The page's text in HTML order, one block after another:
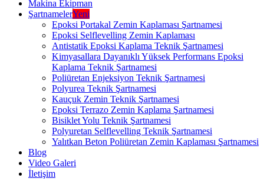
Makina Ekipman
ŞartnamelerYeni
Epoksi Portakal Zemin Kaplaması Şartnamesi
Epoksi Selflevelling Zemin Kaplaması
Antistatik Epoksi Kaplama Teknik Şartnamesi
Kimyasallara Dayanıklı Yüksek Performans Epoksi
Kaplama Teknik Şartnamesi
Poliüretan Enjeksiyon Teknik Şartnamesi
Polyurea Teknik Şartnamesi
Kauçuk Zemin Teknik Şartnamesi
Epoksi Terrazo Zemin Kaplama Şartnamesi
Bisiklet Yolu Teknik Şartnamesi
Polyuretan Selflevelling Teknik Şartnamesi
Yalıtkan Beton Poliüretan Zemin Kaplaması Şartnamesi
Blog
Video Galeri
İletişim